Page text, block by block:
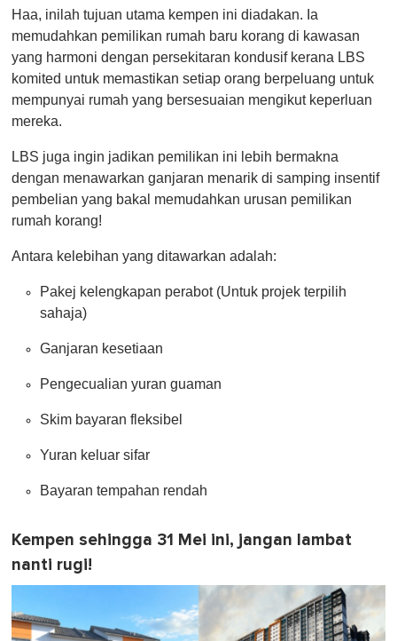
Haa, inilah tujuan utama kempen ini diadakan. Ia
memudahkan pemilikan rumah baru korang di kawasan
yang harmoni dengan persekitaran kondusif kerana LBS
komited untuk memastikan setiap orang berpeluang untuk
mempunyai rumah yang bersesuaian mengikut keperluan
mereka.
LBS juga ingin jadikan pemilikan ini lebih bermakna
dengan menawarkan ganjaran menarik di samping insentif
pembelian yang bakal memudahkan urusan pemilikan
rumah korang!
Antara kelebihan yang ditawarkan adalah:
Pakej kelengkapan perabot (Untuk projek terpilih
sahaja)
Ganjaran kesetiaan
Pengecualian yuran guaman
Skim bayaran fleksibel
Yuran keluar sifar
Bayaran tempahan rendah
Kempen sehingga 31 Mei ini, jangan lambat
nanti rugi!